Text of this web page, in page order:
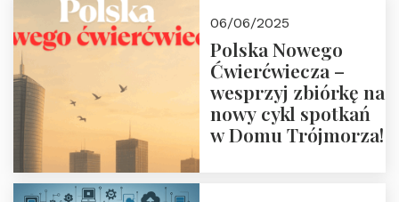
18:00
06/06/2025
Polska Nowego
Ćwierćwiecza –
wesprzyj zbiórkę na
nowy cykl spotkań
w Domu Trójmorza!